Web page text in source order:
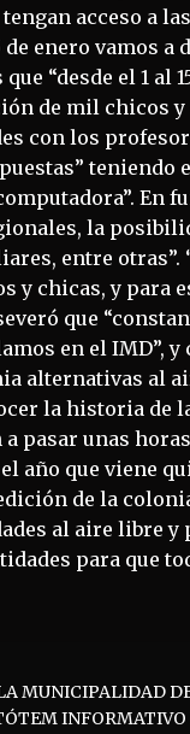
acceso a
de enero vamos
“desde el 1 al
de mil chicos y
con los
teniendo
En
la
entre otras”.
y chicas, y para
que
en el IMD”, y
alternativas al
la historia de la
pasar unas
año que viene
de la
al aire libre y
para que
MUNICIPALIDAD
INFORMATIVO